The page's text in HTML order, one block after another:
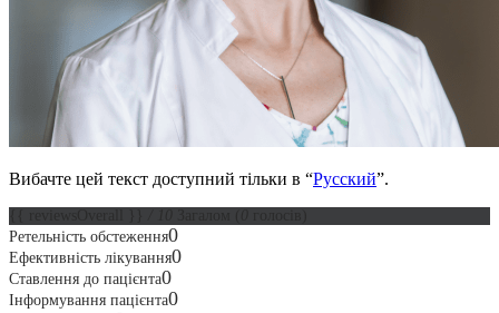
Вибачте цей текст доступний тільки в “Русский”.
Ретельність обстеження0
Ефективність лікування0
Ставлення до пацієнта0
Інформування пацієнта0